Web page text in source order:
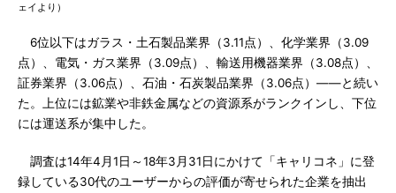
ェイより）
6位以下はガラス・土石製品業界（3.11点）、化学業界（3.09
点）、電気・ガス業界（3.09点）、輸送用機器業界（3.08点）、
証券業界（3.06点）、石油・石炭製品業界（3.06点）――と続い
た。上位には鉱業や非鉄金属などの資源系がランクインし、下位
には運送系が集中した。
調査は14年4月1日～18年3月31日にかけて「キャリコネ」に登
録している30代のユーザーからの評価が寄せられた企業を抽出